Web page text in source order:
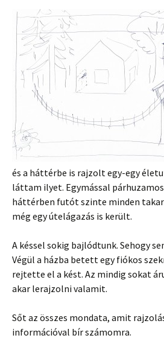
és a háttérbe is rajzolt egy-egy
láttam ilyet. Egymással
háttérben futót szinte minden
még egy útelágazás is került.
A késsel sokig bajlódtunk. Sehogy
Végül a házba betett egy fiókos
rejtette el a kést. Az mindig sokat
akar lerajzolni valamit.
Sőt az összes mondata, amit
információval bír számomra.